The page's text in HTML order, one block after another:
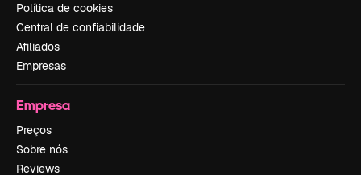
Política de cookies
Central de confiabilidade
Afiliados
Empresas
Empresa
Preços
Sobre nós
Reviews